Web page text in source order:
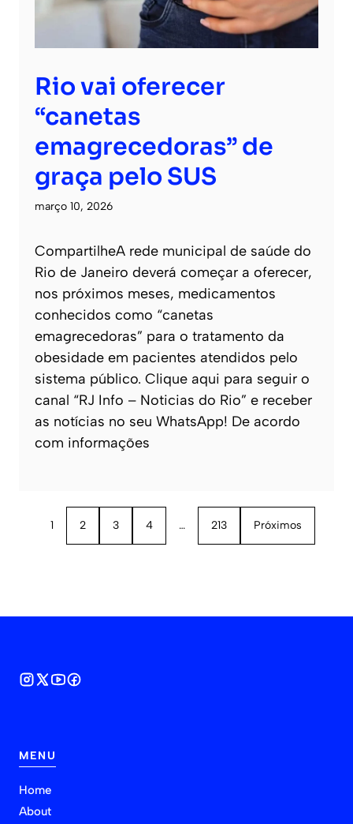
Rio vai oferecer
“canetas
emagrecedoras” de
graça pelo SUS
março 10, 2026
CompartilheA rede municipal de saúde do
Rio de Janeiro deverá começar a oferecer,
nos próximos meses, medicamentos
conhecidos como “canetas
emagrecedoras” para o tratamento da
obesidade em pacientes atendidos pelo
sistema público. Clique aqui para seguir o
canal “RJ Info – Noticias do Rio” e receber
as notícias no seu WhatsApp! De acordo
com informações
1 2 3 4 … 213 Próximos
MENU
Home
About